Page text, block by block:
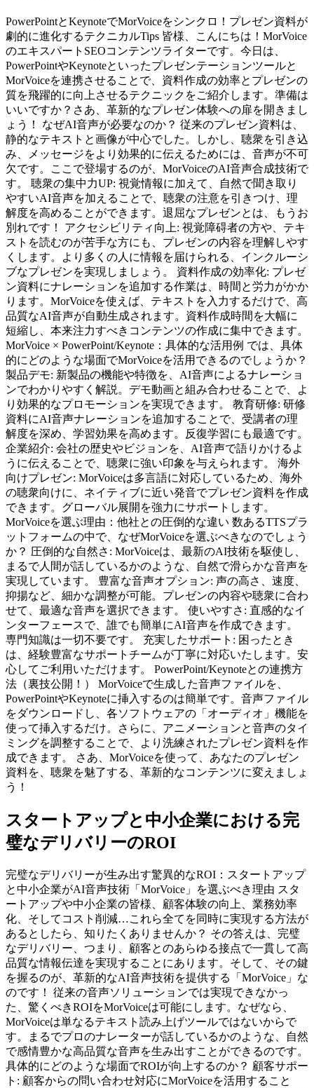
PowerPointとKeynoteでMorVoiceをシンクロ！プレゼン資料が
劇的に進化するテクニカルTips 皆様、こんにちは！MorVoice
のエキスパートSEOコンテンツライターです。今日は、
PowerPointやKeynoteといったプレゼンテーションツールと
MorVoiceを連携させることで、資料作成の効率とプレゼンの
質を飛躍的に向上させるテクニックをご紹介します。準備は
いいですか？さあ、革新的なプレゼン体験への扉を開きまし
ょう！ なぜAI音声が必要なのか？ 従来のプレゼン資料は、
静的なテキストと画像が中心でした。しかし、聴衆を引き込
み、メッセージをより効果的に伝えるためには、音声が不可
欠です。ここで登場するのが、MorVoiceのAI音声合成技術で
す。 聴衆の集中力UP: 視覚情報に加えて、自然で聞き取り
やすいAI音声を加えることで、聴衆の注意を引きつけ、理
解度を高めることができます。退屈なプレゼンとは、もうお
別れです！ アクセシビリティ向上: 視覚障碍者の方や、テキ
ストを読むのが苦手な方にも、プレゼンの内容を理解しやす
くします。より多くの人に情報を届けられる、インクルーシ
ブなプレゼンを実現しましょう。 資料作成の効率化: プレゼ
ン資料にナレーションを追加する作業は、時間と労力がかか
ります。MorVoiceを使えば、テキストを入力するだけで、高
品質なAI音声が自動生成されます。資料作成時間を大幅に
短縮し、本来注力すべきコンテンツの作成に集中できます。
MorVoice × PowerPoint/Keynote：具体的な活用例 では、具体
的にどのような場面でMorVoiceを活用できるのでしょうか？
製品デモ: 新製品の機能や特徴を、AI音声によるナレーショ
ンでわかりやすく解説。デモ動画と組み合わせることで、よ
り効果的なプロモーションを実現できます。 教育研修: 研修
資料にAI音声ナレーションを追加することで、受講者の理
解度を深め、学習効果を高めます。反復学習にも最適です。
企業紹介: 会社の歴史やビジョンを、AI音声で語りかけるよ
うに伝えることで、聴衆に強い印象を与えられます。 海外
向けプレゼン: MorVoiceは多言語に対応しているため、海外
の聴衆向けに、ネイティブに近い発音でプレゼン資料を作成
できます。グローバル展開を強力にサポートします。
MorVoiceを選ぶ理由：他社との圧倒的な違い 数あるTTSプラ
ットフォームの中で、なぜMorVoiceを選ぶべきなのでしょう
か？ 圧倒的な自然さ: MorVoiceは、最新のAI技術を駆使し、
まるで人間が話しているかのような、自然で滑らかな音声を
実現しています。 豊富な音声オプション: 声の高さ、速度、
抑揚など、細かな調整が可能。プレゼンの内容や聴衆に合わ
せて、最適な音声を選択できます。 使いやすさ: 直感的なイ
ンターフェースで、誰でも簡単にAI音声を作成できます。
専門知識は一切不要です。 充実したサポート: 困ったとき
は、経験豊富なサポートチームが丁寧に対応いたします。安
心してご利用いただけます。 PowerPoint/Keynoteとの連携方
法（裏技公開！） MorVoiceで生成した音声ファイルを、
PowerPointやKeynoteに挿入するのは簡単です。音声ファイル
をダウンロードし、各ソフトウェアの「オーディオ」機能を
使って挿入するだけ。さらに、アニメーションと音声のタイ
ミングを調整することで、より洗練されたプレゼン資料を作
成できます。 さあ、MorVoiceを使って、あなたのプレゼン
資料を、聴衆を魅了する、革新的なコンテンツに変えましょ
う！
スタートアップと中小企業における完
璧なデリバリーのROI
完璧なデリバリーが生み出す驚異的なROI：スタートアップ
と中小企業がAI音声技術「MorVoice」を選ぶべき理由 スタ
ートアップや中小企業の皆様、顧客体験の向上、業務効率
化、そしてコスト削減…これら全てを同時に実現する方法が
あるとしたら、知りたくありませんか？ その答えは、完璧
なデリバリー、つまり、顧客とのあらゆる接点で一貫して高
品質な情報伝達を実現することにあります。そして、その鍵
を握るのが、革新的なAI音声技術を提供する「MorVoice」な
のです！ 従来の音声ソリューションでは実現できなかっ
た、驚くべきROIをMorVoiceは可能にします。なぜなら、
MorVoiceは単なるテキスト読み上げツールではないからで
す。まるでプロのナレーターが話しているかのような、自然
で感情豊かな高品質な音声を生み出すことができるのです。
具体的にどのような場面でROIが向上するのか？ 顧客サポー
ト: 顧客からの問い合わせ対応にMorVoiceを活用すること